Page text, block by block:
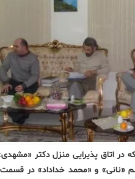
که در اتاق پذیرایی منزل دکتر
و «محمد خداداد» در